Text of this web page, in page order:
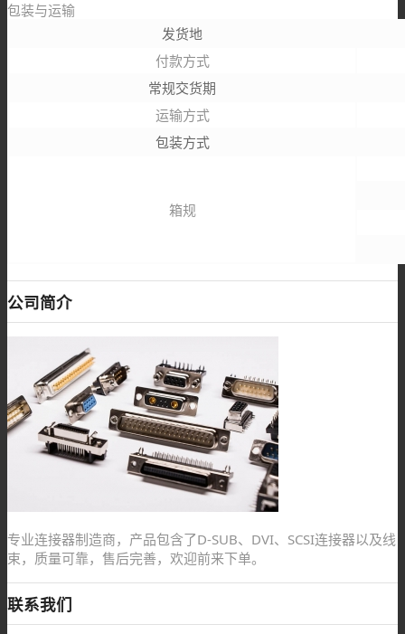
包装与运输
发货地
付款方式
常规交货期
运输方式
包装方式
箱规
公司简介
专业连接器制造商，产品包含了D-SUB、DVI、SCSI连接器以及线
束，质量可靠，售后完善，欢迎前来下单。
联系我们